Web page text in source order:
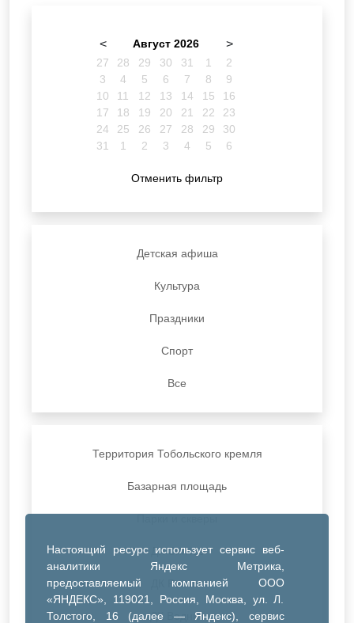
Настоящий ресурс использует сервис веб-
аналитики Яндекс Метрика,
предоставляемый компанией ООО
«ЯНДЕКС», 119021, Россия, Москва, ул. Л.
Толстого, 16 (далее — Яндекс), сервис
< Август 2026 >
27 28 29 30 31 1
2
3
4 5 6 7 8
9
10
11 12 13 14 15
16
17
18 19 20 21 22
23
24
25 26 27 28 29
30
31
1 2 3 4 5 6
Отменить фильтр
Детская афиша
Культура
Праздники
Спорт
Все
Территория Тобольского кремля
Базарная площадь
ДК Синтез
ДК Речник
ДК Водник